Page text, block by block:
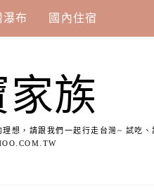
瀑布 國內住宿
族
想，請跟我們一起行走台灣~ 試吃